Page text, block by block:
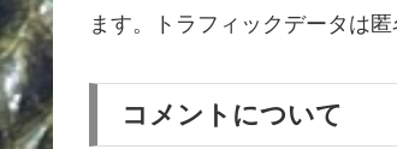
ます。トラフィックデータは
コメントについて